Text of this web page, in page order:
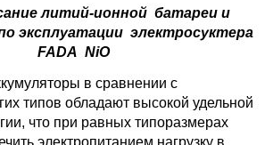
литий-ионной батареи и
эксплуатации электросуктера
FADA NiO
в сравнении с
типов обладают высокой удельной
что при равных типоразмерах
электропитанием нагрузку в